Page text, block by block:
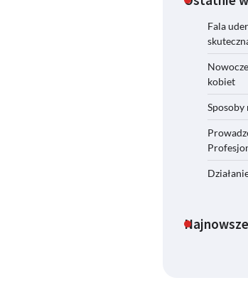
Fala
kobiet
Sposoby